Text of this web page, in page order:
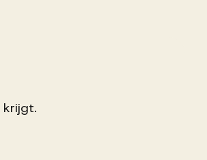
krijgt.